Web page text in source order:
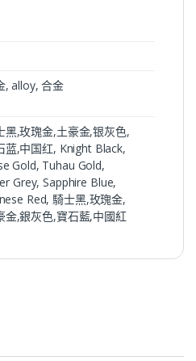
, alloy, 合金
黑,玫瑰金,土豪金,银灰色,
蓝,中国红, Knight Black,
Gold, Tuhau Gold,
Grey, Sapphire Blue,
Red, 騎士黑,玫瑰金,
金,銀灰色,寶石藍,中國紅